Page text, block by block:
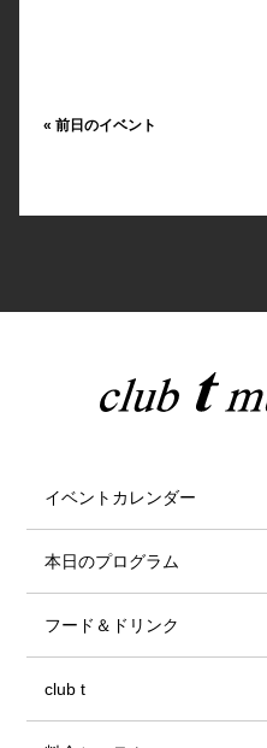
« 前日のイベント
イベントカレンダー
本日のプログラム
フード＆ドリンク
club t